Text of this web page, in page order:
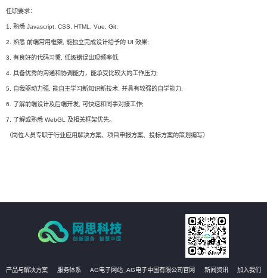
任职要求：
1. 熟悉 Javascript, CSS, HTML, Vue, Git;
2. 熟悉 前端常用框架, 能独立完成设计给予的 UI 效果;
3. 有良好的代码习惯, 低级错误出现频率低;
4. 具备优秀的沟通和协调能力，能承受比较大的工作压力;
5. 自我驱动力强, 能自主学习新知识新技术, 并具有较强的自学能力;
6. 了解前端设计及后端开发, 可快速和同事对接工作;
7. 了解或熟悉 WebGL 及相关框架优先。
（岗位人员专职于行业应用解决方案、项目申报方案、投标方案的策划编写）
产品与解决方案 服务体系 AG电子网站_AG电子中国有限公司官网 新闻资讯 加入我们